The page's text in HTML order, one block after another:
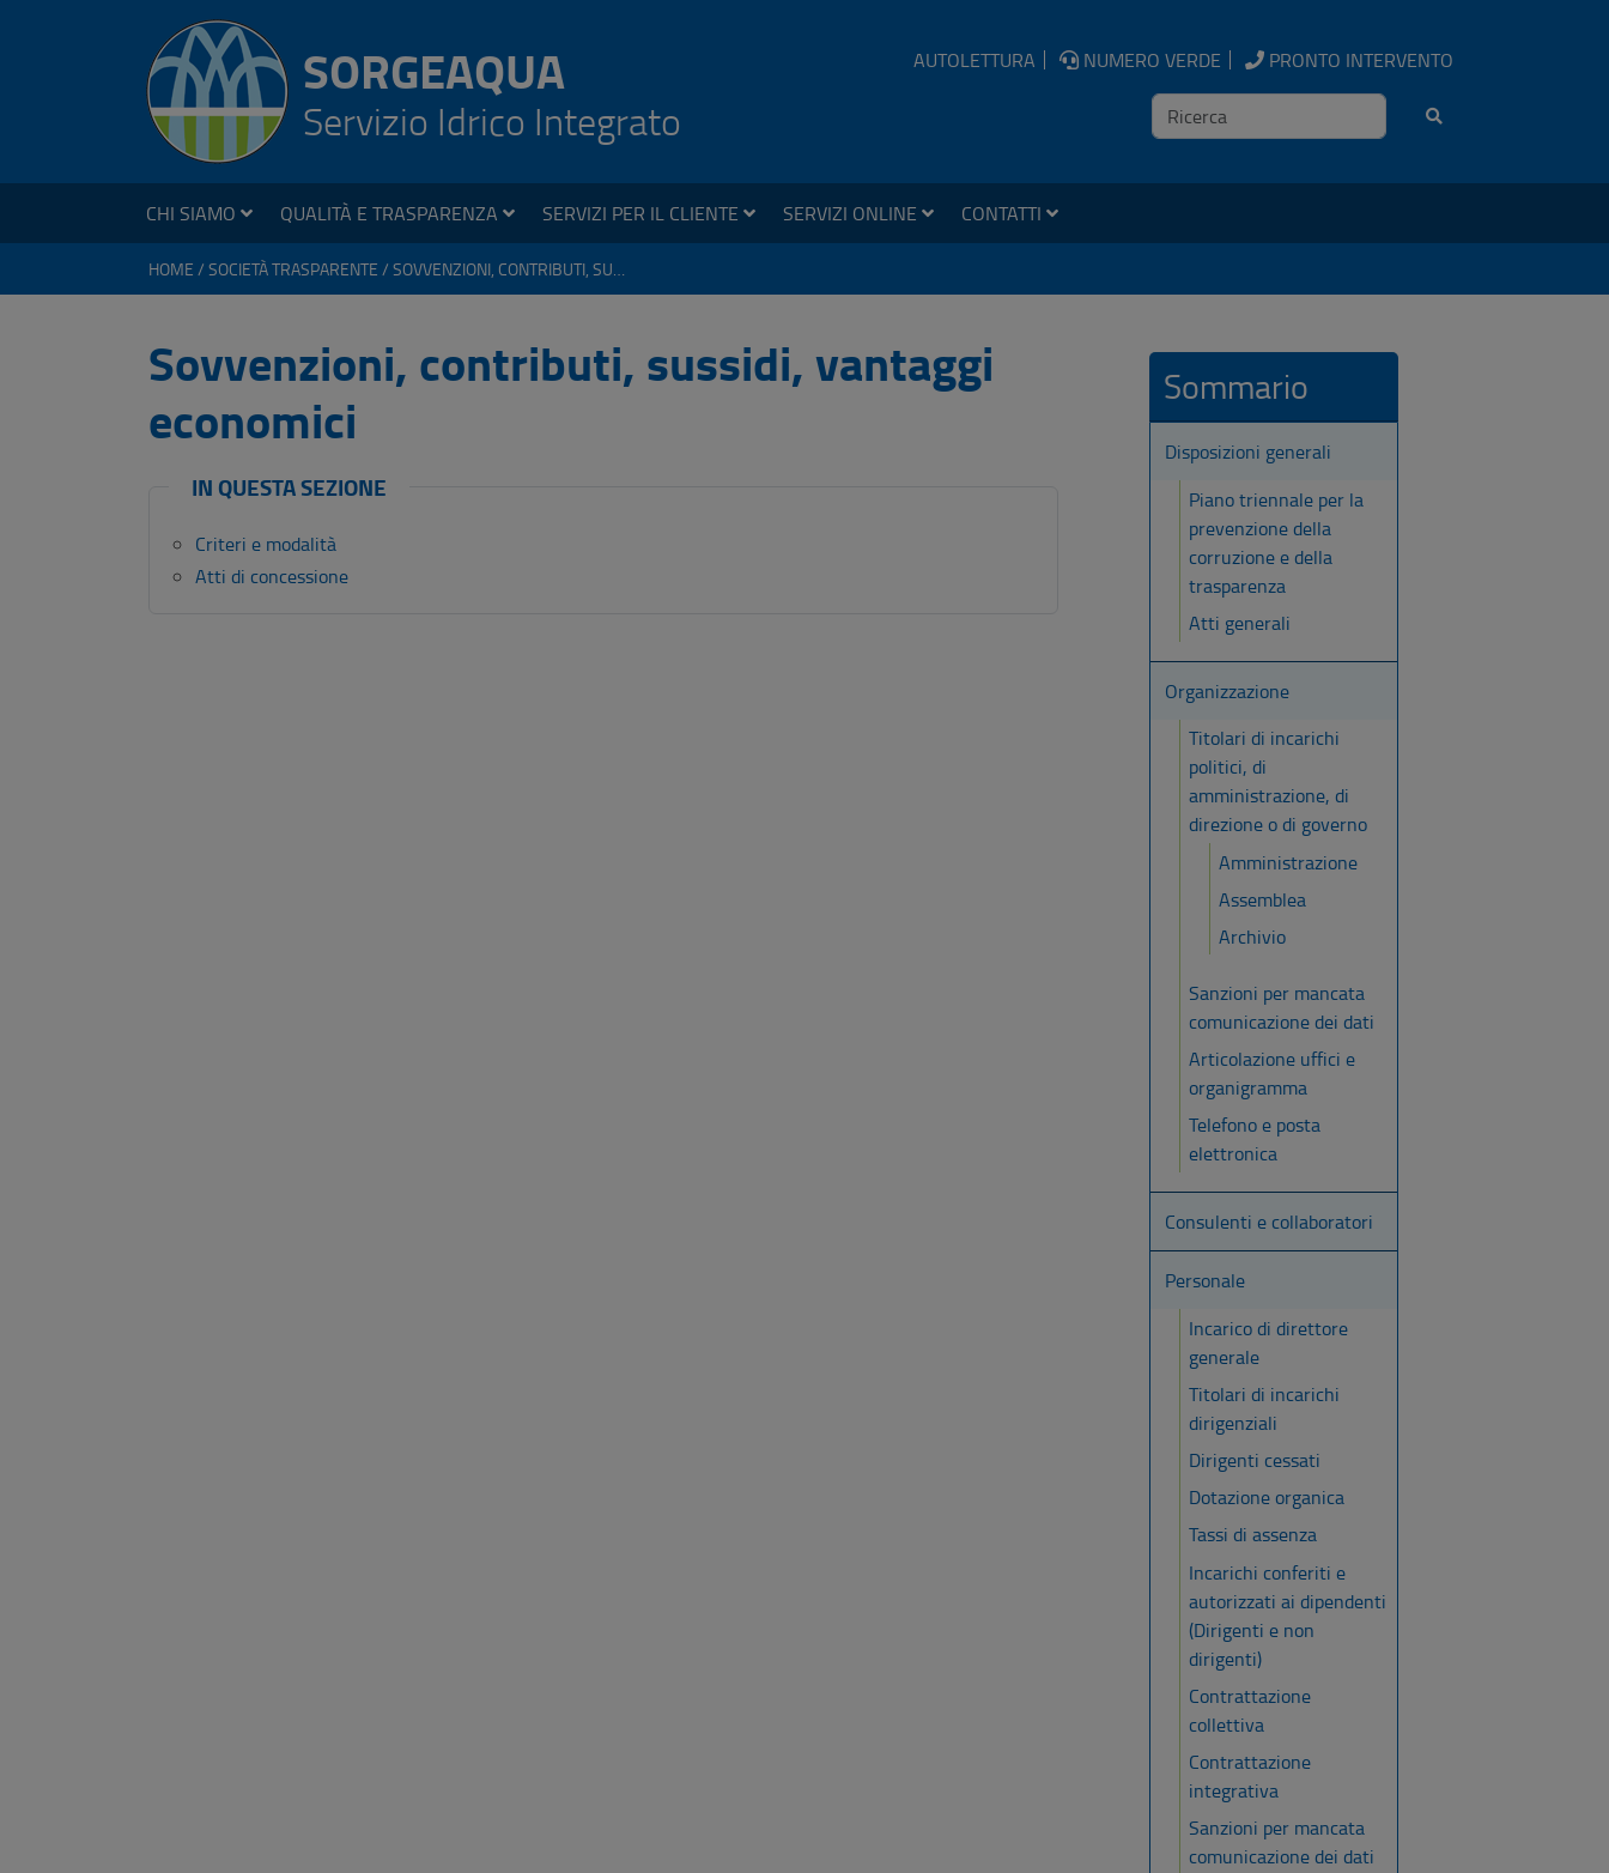
SORGEAQUA
Servizio Idrico Integrato
AUTOLETTURA NUMERO VERDE
PRONTO INTERVENTO
Ricerca
CHI SIAMO QUALITÀ E TRASPARENZA SERVIZI PER IL CLIENTE SERVIZI ONLINE CONTATTI
HOME SOCIETÀ TRASPARENTE
Sovvenzioni, contributi, sussidi, vantaggi
economici
IN QUESTA SEZIONE
Criteri e modalità
Atti di concessione
Sommario
Disposizioni generali
Piano triennale per la
prevenzione della
corruzione e della
trasparenza
Atti generali
Organizzazione
Titolari di incarichi
politici, di
amministrazione, di
direzione o di governo
Amministrazione
Assemblea
Archivio
Sanzioni per mancata
comunicazione dei dati
Articolazione uffici e
organigramma
Telefono e posta
elettronica
Consulenti e collaboratori
Personale
Incarico di direttore
generale
Titolari di incarichi
dirigenziali
Dirigenti cessati
Dotazione organica
Tassi di assenza
Incarichi conferiti e
autorizzati ai dipendenti
(Dirigenti e non
dirigenti)
Contrattazione
collettiva
Contrattazione
integrativa
Sanzioni per mancata
comunicazione dei dati